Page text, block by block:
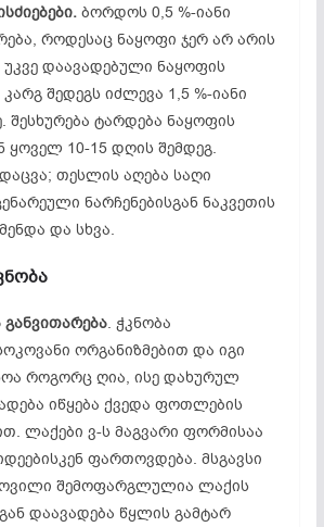
ბორდოს 0,5 %-იანი
როდესაც ნაყოფი ჯერ არ არის
დაავადებული ნაყოფის
შედეგს იძლევა 1,5 %-იანი
ტარდება ნაყოფის
ყოველ 10-15 დღის შემდეგ.
თესლის აღება საღი
ნარჩენებისგან ნაკვეთის
და სხვა.
განვითარება. ჭკნობა
ორგანიზმებით და იგი
როგორც ღია, ისე დახურულ
იწყება ქვედა ფოთლების
. ლაქები ვ-სმაგვარი ფორმისაა
ფართოვდება. მსგავსი
შემოფარგლულია ლაქის
დაავადება წყლის გამტარ